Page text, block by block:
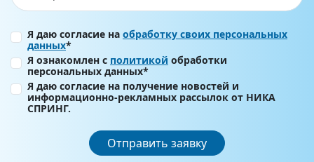
Я даю согласие на обработку своих персональных
данных*
Я ознакомлен с политикой обработки
персональных данных*
Я даю согласие на получение новостей и
информационно-рекламных рассылок от НИКА
СПРИНГ.
Отправить заявку